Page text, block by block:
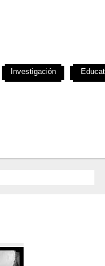
Investigación